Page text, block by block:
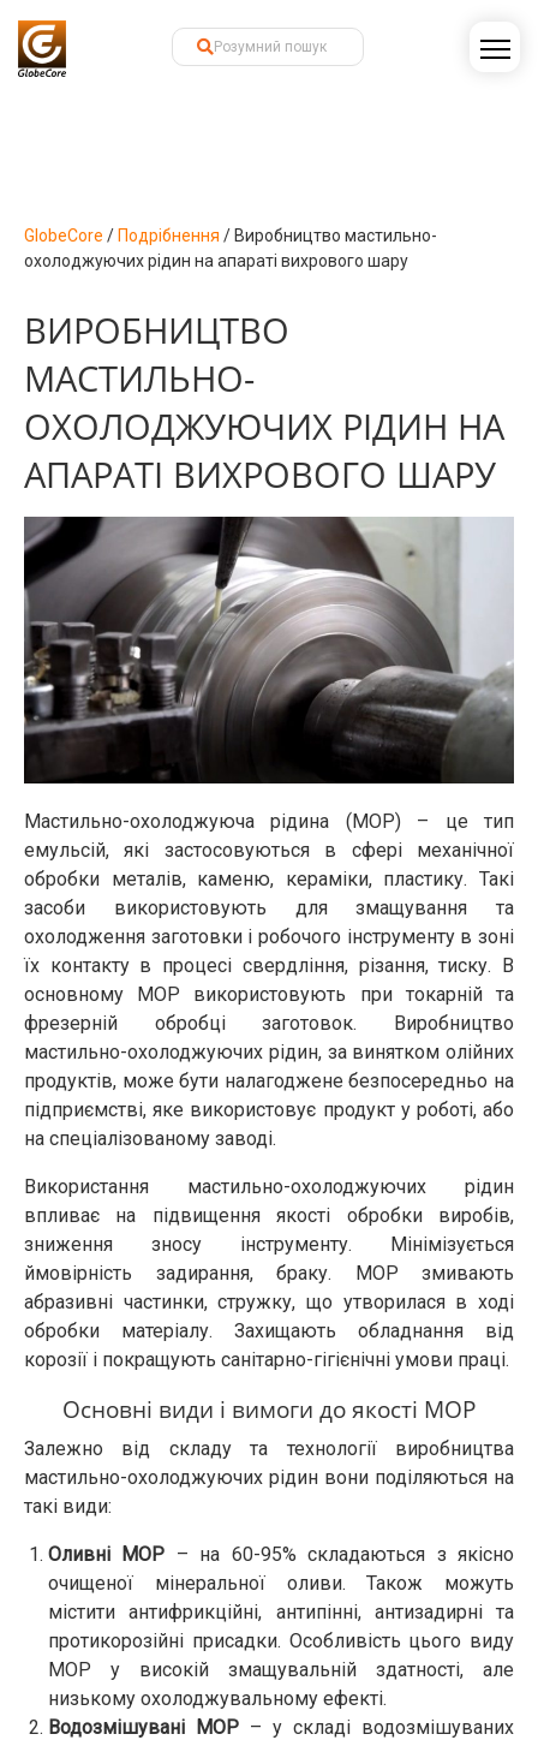
GlobeCore / Подрібнення / Виробництво мастильно-
охолоджуючих рідин на апараті вихрового шару
ВИРОБНИЦТВО
МАСТИЛЬНО-
ОХОЛОДЖУЮЧИХ РІДИН НА
АПАРАТІ ВИХРОВОГО ШАРУ
Мастильно-охолоджуюча рідина (МОР) – це тип
емульсій, які застосовуються в сфері механічної
обробки металів, каменю, кераміки, пластику. Такі
засоби використовують для змащування та
охолодження заготовки і робочого інструменту в зоні
їх контакту в процесі свердління, різання, тиску. В
основному МОР використовують при токарній та
фрезерній обробці заготовок. Виробництво
мастильно-охолоджуючих рідин, за винятком олійних
продуктів, може бути налагоджене безпосередньо на
підприємстві, яке використовує продукт у роботі, або
на спеціалізованому заводі.
Використання мастильно-охолоджуючих рідин
впливає на підвищення якості обробки виробів,
зниження зносу інструменту. Мінімізується
ймовірність задирання, браку. МОР змивають
абразивні частинки, стружку, що утворилася в ході
обробки матеріалу. Захищають обладнання від
корозії і покращують санітарно-гігієнічні умови праці.
Основні види і вимоги до якості МОР
Залежно від складу та технології виробництва
мастильно-охолоджуючих рідин вони поділяються на
такі види:
Оливні МОР – на 60-95% складаються з якісно
очищеної мінеральної оливи. Також можуть
містити антифрикційні, антипінні, антизадирні та
протикорозійні присадки. Особливість цього виду
МОР у високій змащувальній здатності, але
низькому охолоджувальному ефекті.
Водозмішувані МОР – у складі водозмішуваних